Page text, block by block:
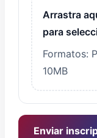
Arrastra
para
Formatos:
10MB
Enviar